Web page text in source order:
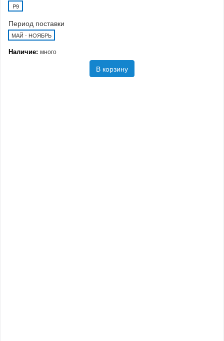
P9
Период поставки
МАЙ - НОЯБРЬ
Наличие: много
В корзину